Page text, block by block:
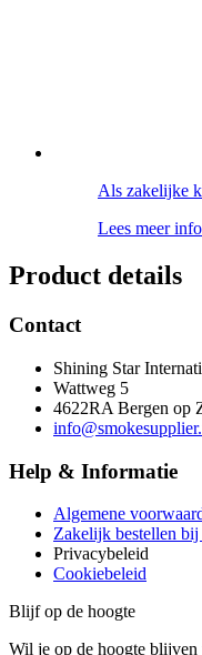
Als zakelijke
Lees meer
Product details
Contact
Shining Star
Wattweg 5
4622RA Bergen op
Help & Informatie
Algemene
Zakelijk bestellen
Privacybeleid
Cookiebeleid
Blijf op de hoogte
Wil je op de hoogte blijven